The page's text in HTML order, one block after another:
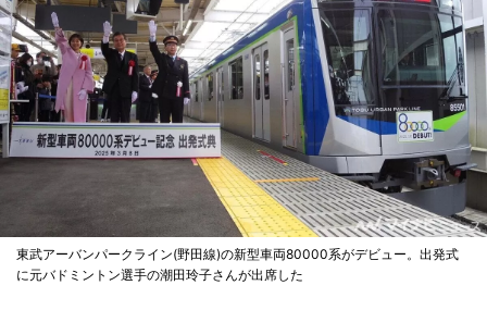
東武アーバンパークライン(野田線)の新型車両80000系がデビュー。出発式
に元バドミントン選手の潮田玲子さんが出席した